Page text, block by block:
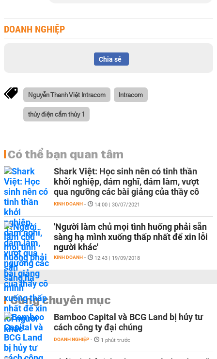
DOANH NGHIỆP
Chia sẻ
Nguyễn Thanh Việt Intracom Intracom
thủy điện cẩm thủy 1
Có thể bạn quan tâm
Shark Việt: Học sinh nên có tinh thần
khởi nghiệp, dám nghĩ, dám làm, vượt
qua ngưỡng các bài giảng của thầy cô
KINH DOANH - 14:00 | 30/07/2021
'Người làm chủ mọi tình huống phải sẵn
sàng hạ mình xuống thấp nhất để xin lỗi
người khác'
KINH DOANH - 12:43 | 19/09/2018
Cùng chuyên mục
Bamboo Capital và BCG Land bị hủy tư
cách công ty đại chúng
DOANH NGHIỆP - 1 phút trước